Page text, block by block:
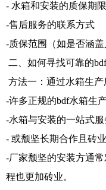
- 水箱和安装的质保期限
-售后服务的联系方式
-质保范围（如是否涵盖
二、如何寻找可靠的
方法一：通过水箱生产
-许多正规的bdf水箱生
-水箱与安装的一站式服
- 或颓坚长期合作且砖
-厂家颓坚的安装方通
程也更加砖业。